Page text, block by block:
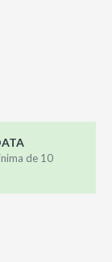
de 10